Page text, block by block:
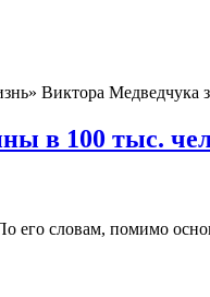
Виктора Медведчука
в 100 тыс.
его словам, помимо